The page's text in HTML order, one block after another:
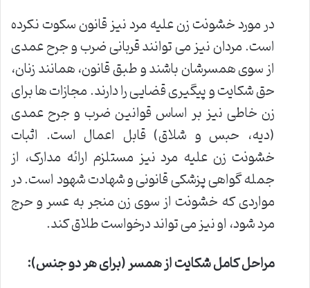
در مورد خشونت زن علیه مرد نیز قانون سکوت نکرده
است. مردان نیز می توانند قربانی ضرب و جرح عمدی
از سوی همسرشان باشند و طبق قانون، همانند زنان،
حق شکایت و پیگیری قضایی را دارند. مجازات ها برای
زن خاطی نیز بر اساس قوانین ضرب و جرح عمدی
(دیه، حبس و شلاق) قابل اعمال است. اثبات
خشونت زن علیه مرد نیز مستلزم ارائه مدارک، از
جمله گواهی پزشکی قانونی و شهادت شهود است. در
مواردی که خشونت از سوی زن منجر به عسر و حرج
مرد شود، او نیز می تواند درخواست طلاق کند.
مراحل کامل شکایت از همسر (برای هر دو جنس):